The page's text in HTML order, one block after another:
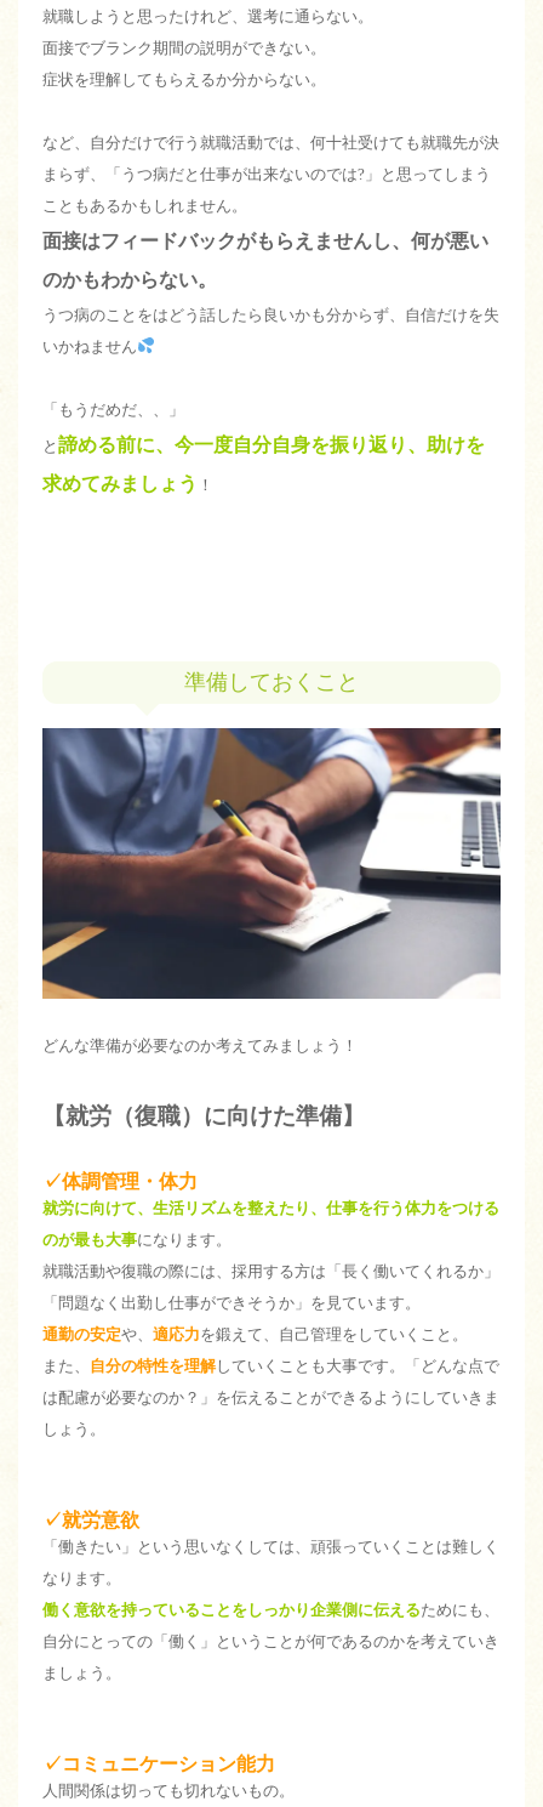
就職しようと思ったけれど、選考に通らない。
面接でブランク期間の説明ができない。
症状を理解してもらえるか分からない。
など、自分だけで行う就職活動では、何十社受けても就職先が決
まらず、「うつ病だと仕事が出来ないのでは?」と思ってしまう
こともあるかもしれません。
面接はフィードバックがもらえませんし、何が悪い
のかもわからない。
うつ病のことをはどう話したら良いかも分からず、自信だけを失
いかねません
「もうだめだ、、」
と 諦める前に、今一度自分自身を振り返り、助けを
求めてみましょう ！
準備しておくこと
どんな準備が必要なのか考えてみましょう！
【就労（復職）に向けた準備】
✓体調管理・体力
就労に向けて、生活リズムを整えたり、仕事を行う体力をつける
のが最も大事になります。
就職活動や復職の際には、採用する方は「長く働いてくれるか」
「問題なく出勤し仕事ができそうか」を見ています。
通勤の安定や、 適応力を鍛えて、自己管理をしていくこと。
また、 自分の特性を理解していくことも大事です。「どんな点で
は配慮が必要なのか？」を伝えることができるようにしていきま
しょう。
✓就労意欲
「働きたい」という思いなくしては、頑張っていくことは難しく
なります。
働く意欲を持っていることをしっかり企業側に伝えるためにも、
自分にとっての「働く」ということが何であるのかを考えていき
ましょう。
✓コミュニケーション能力
人間関係は切っても切れないもの。